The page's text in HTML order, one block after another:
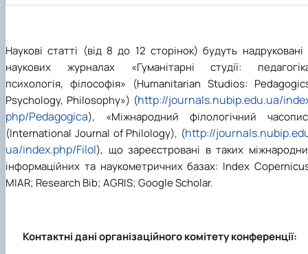
Наукові статті (від 8 до 12 сторінок) будуть надруковані
наукових журналах «Гуманітарні студії:
психологія, філософія» (Humanitarian Studios:
Psychology, Philosophy») (http://journals.nubip.edu.ua/
php/Pedagogica), «Міжнародний філологічний
(International Journal of Philology), (http://
ua/index.php/Filol), що зареєстровані в таких
інформаційних та наукометричних базах: Index
MIAR; Research Bib; AGRIS; Google Scholar.
Контактні дані організаційного комітету конференції: